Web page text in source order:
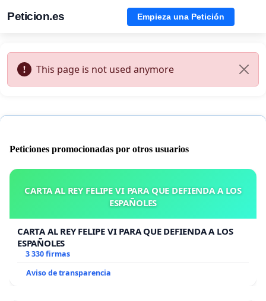
Peticion.es Empieza una Petición
This page is not used anymore
Peticiones promocionadas por otros usuarios
CARTA AL REY FELIPE VI PARA QUE DEFIENDA A LOS
ESPAÑOLES
CARTA AL REY FELIPE VI PARA QUE DEFIENDA A LOS
ESPAÑOLES
3 330 firmas
Aviso de transparencia